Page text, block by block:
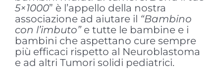
5×1000” è l’appello della nostra
associazione ad aiutare il “Bambino
con l’imbuto”e tutte le bambine e i
bambini che aspettano cure sempre
più efficaci rispetto al Neuroblastoma
e ad altri Tumori solidi pediatrici.